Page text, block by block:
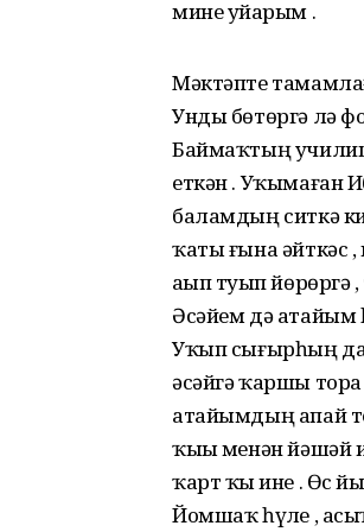
мине уйҙарым .
Мәктәпте тамамлағас Уфаға институтҡа барырға хыялланыуым бушҡа булды . Унды бөтөргә лә форсат бирмәнеләр . Һигеҙенсе класты бөтөү менән , атайым Баймаҡтың училищеһына тегенсе һөнәренә уҡырға индерҙе .- Бишәүегеҙҙе уҡыттым , еткән . Уҡымаған Ибраһим берәүҙән дә кәм түгел , доньяһын шаулатып көтә . Биш баламдың ситкә китеп олағыуы еткән , һине бер ҡайҙа ла ебәрмәйем , тип атайым ҡаты ғына әйткәс , күнергә тура килде . Ул мине хатта ятаҡта ла йәшәтмәне . Ничу аҙып туҙып йөрөргә , тип кенә ҡуйҙы . Уныңса , ятаҡта йәшәһәм аҙып китә булам инде . Әсәйем дә атайым һүҙенән сыҡмай башын ҡағып һәр бер һүҙен йөпләп кенә тора .- Уҡып сығырһың да , эшләрһең . Таҙа эш , самый ҡыҙҙар эше , тип мине йыуата . Атай әсәйгә ҡаршы тора алманым , өс йыл уҡып тегенсе һөнәрен алдым . Квартирала атайымдың апай тейеш кешеһе Фәүзиә инәйемдә йәшәнем . Ул бер бөртөк кенә ҡыҙы менән йәшәй ине . Гөлиә апай инде утыҙҙы үтһә лә , һаман кейәүгә сыҡмаған ҡарт ҡыҙ ине . Өс йыл буйына үҙәгемә әҙ үткәрмәне ул . Инәйем һәйбәт булды былай . Йомшаҡ һүҙле , асыҡ йөҙлө . Апайым ғына мине һәр саҡ яратмай ҡараны .Уҡып йөрөйөм . Дәрестән һуң тура өйгә ҡайтам . Дуҫтарым менән сығып йөрөргә рөхсәт юҡ . Инәй кеше балаһы өсөн ҡурҡам ти , апайым ни өсөн сығарғыһы килмәгәндер , мин аңлай алманым . Буш ваҡыттарҙа урамдағы эскәмйәгә сығып ултырам . Күрше егете Руслан килә яныма . Оҙон буйлы матур егеткә әллә күҙем төштө инде . Уның тураһында ғына уйлайым . Егет бер ни һиҙмәй , шаяра көлә , миңә хәбәр һөйләй . Русландың әсәһе Мәрғизә инәй Фәүзиә инәйемә инеп йөрөй . Һөйләшкән хәбәрҙәре ҡайһыла минең ҡолаҡҡа салынып ҡала .- Бик яҡшы булыр ине лә ул , ауыл ҡыҙҙары донья көтөүгә шәп була. Ипле генә , матур ғына киленем булыр ине шул , быныһы Мәрғизә инәй .- Ҡыҙ үҙе башлап әйтә алмай инде, үҙең өҙә һуҡ күрше , күндер егетте ,быныһы Фәүзиә инәйем . Тәүҙә аңламаным , аҙаҡ аңлап ҡалдым , былар мине кейәүгә бирергә йөрөйҙәр ҙә баһа !Йөрәгем тулап китте . Руслан ни уйлай икән , төн йоҡоларым осто бит . Әсәһе мине килен итергә теләй икән . Ҡыуаныстан түбәм күккә тейҙе . Әммә үҙем шым ғына йөрөгән булам , белмәмеш тә һиҙмәмеш булып . Гөлиә апайым белгән бит , минең кемде уйлап һарғайғанды .- Буйың етмәгәнгә үрелмә ! Һинең һымаҡ ауыл бисураһын нимә итһен ул ? Ымһынма , йөрөгән ҡыҙы бар уның .Был һүҙҙәрҙән һуң , күңелем һүрелеп